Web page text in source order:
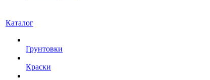
Каталог
Грунтовки
Краски